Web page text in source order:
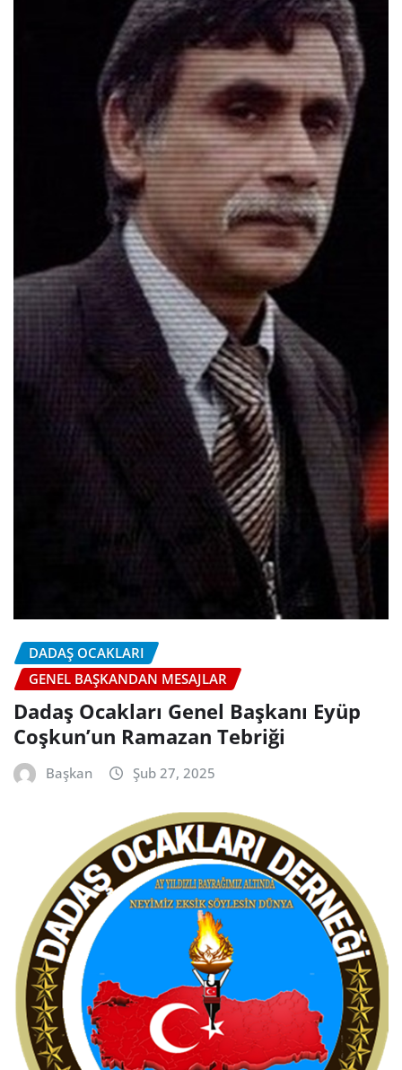
DADAŞ OCAKLARI
GENEL BAŞKANDAN MESAJLAR
Dadaş Ocakları Genel Başkanı Eyüp
Coşkun’un Ramazan Tebriği
Başkan Şub 27, 2025